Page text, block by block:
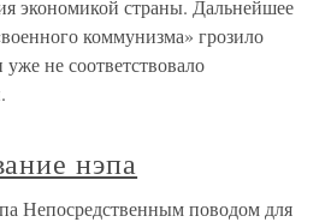
экономикой страны. Дальнейшее
коммунизма» грозило
не соответствовало
нэпа
Непосредственным поводом для